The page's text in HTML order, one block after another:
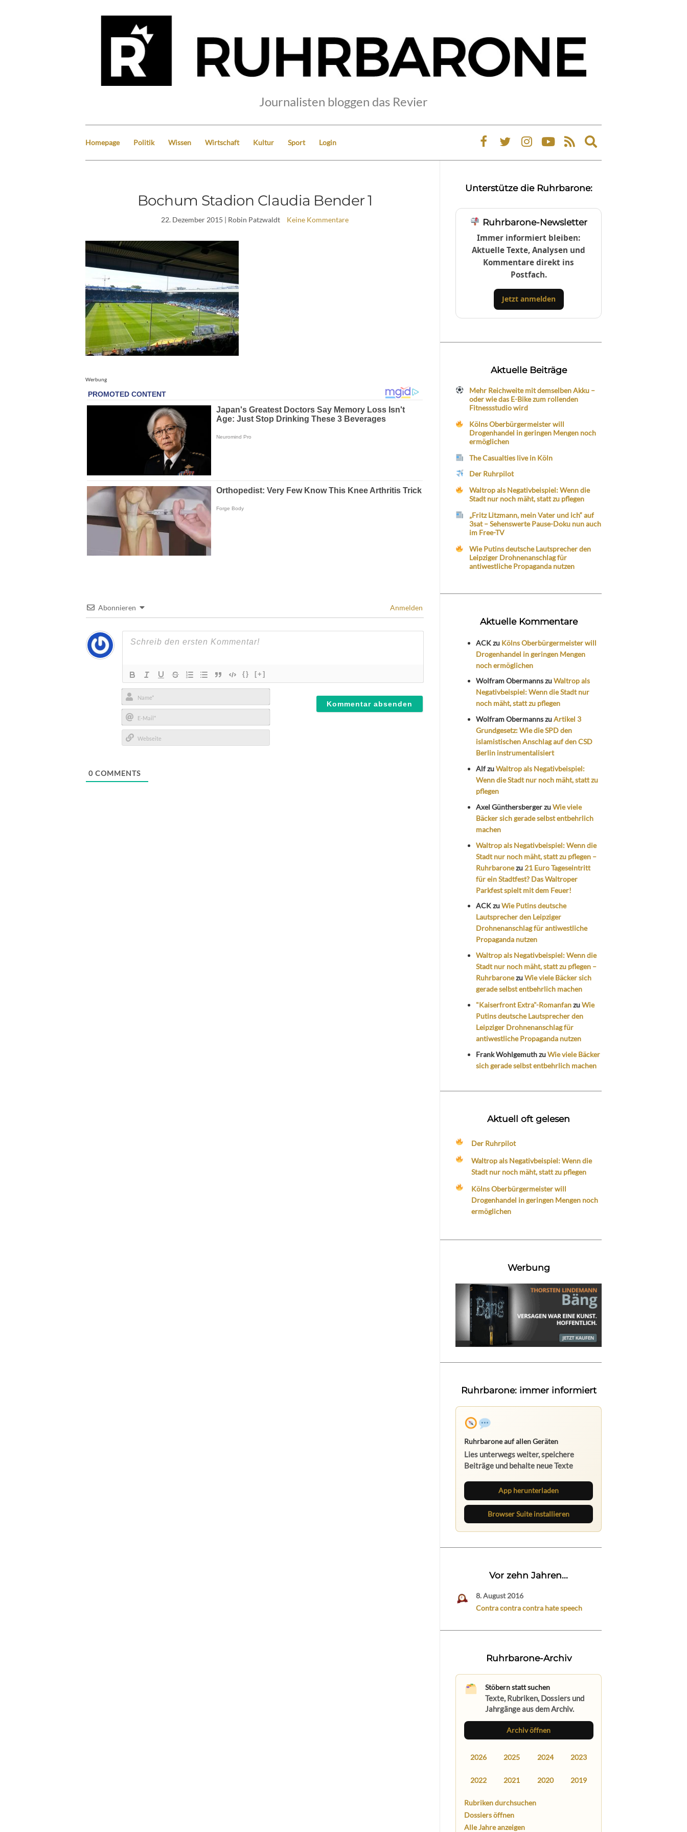
Journalisten bloggen das Revier
Homepage Politik Wissen Wirtschaft Kultur Sport Login
Expand
search
Bochum Stadion Claudia Bender 1
22. Dezember 2015 | Robin Patzwaldt Keine Kommentare
Werbung
Abonnieren Anmelden
{} [+]
Name*
E-
Mail*
0 COMMENTS
Unterstütze die Ruhrbarone:
Ruhrbarone-Newsletter
Immer informiert bleiben:
Aktuelle Texte, Analysen und
Kommentare direkt ins
Postfach.
Jetzt anmelden
Aktuelle Beiträge
Mehr Reichweite mit demselben Akku –
oder wie das E-Bike zum rollenden
Fitnessstudio wird
Kölns Oberbürgermeister will
Drogenhandel in geringen Mengen noch
ermöglichen
The Casualties live in Köln
Der Ruhrpilot
Waltrop als Negativbeispiel: Wenn die
Stadt nur noch mäht, statt zu pflegen
„Fritz Litzmann, mein Vater und ich“ auf
3sat – Sehenswerte Pause-Doku nun auch
im Free-TV
Wie Putins deutsche Lautsprecher den
Leipziger Drohnenanschlag für
antiwestliche Propaganda nutzen
Aktuelle Kommentare
ACKzu Kölns Oberbürgermeister will
Drogenhandel in geringen Mengen
noch ermöglichen
Wolfram ObermannszuWaltrop als
Negativbeispiel: Wenn die Stadt nur
noch mäht, statt zu pflegen
Wolfram ObermannszuArtikel 3
Grundgesetz: Wie die SPD den
islamistischen Anschlag auf den CSD
Berlin instrumentalisiert
AlfzuWaltrop als Negativbeispiel:
Wenn die Stadt nur noch mäht, statt zu
pflegen
Axel GünthersbergerzuWie viele
Bäcker sich gerade selbst entbehrlich
machen
Waltrop als Negativbeispiel: Wenn die
Stadt nur noch mäht, statt zu pflegen –
Ruhrbaronezu 21 Euro Tageseintritt
für ein Stadtfest? Das Waltroper
Parkfest spielt mit dem Feuer!
ACKzuWie Putins deutsche
Lautsprecher den Leipziger
Drohnenanschlag für antiwestliche
Propaganda nutzen
Waltrop als Negativbeispiel: Wenn die
Stadt nur noch mäht, statt zu pflegen –
RuhrbaronezuWie viele Bäcker sich
gerade selbst entbehrlich machen
"Kaiserfront Extra"-RomanfanzuWie
Putins deutsche Lautsprecher den
Leipziger Drohnenanschlag für
antiwestliche Propaganda nutzen
Frank WohlgemuthzuWie viele Bäcker
sich gerade selbst entbehrlich machen
Aktuell oft gelesen
Der Ruhrpilot
Waltrop als Negativbeispiel: Wenn die
Stadt nur noch mäht, statt zu pflegen
Kölns Oberbürgermeister will
Drogenhandel in geringen Mengen noch
ermöglichen
Werbung
Ruhrbarone: immer informiert
Ruhrbarone auf allen Geräten
Lies unterwegs weiter, speichere
Beiträge und behalte neue Texte
App herunterladen
Browser Suite installieren
Vor zehn Jahren...
8. August 2016
Contra contra contra hate speech
Ruhrbarone-Archiv
Stöbern statt suchen
Texte, Rubriken, Dossiers und
Jahrgänge aus dem Archiv.
Archiv öffnen
2026 2025 2024 2023
2022 2021 2020 2019
Rubriken durchsuchen
Dossiers öffnen
Alle Jahre anzeigen